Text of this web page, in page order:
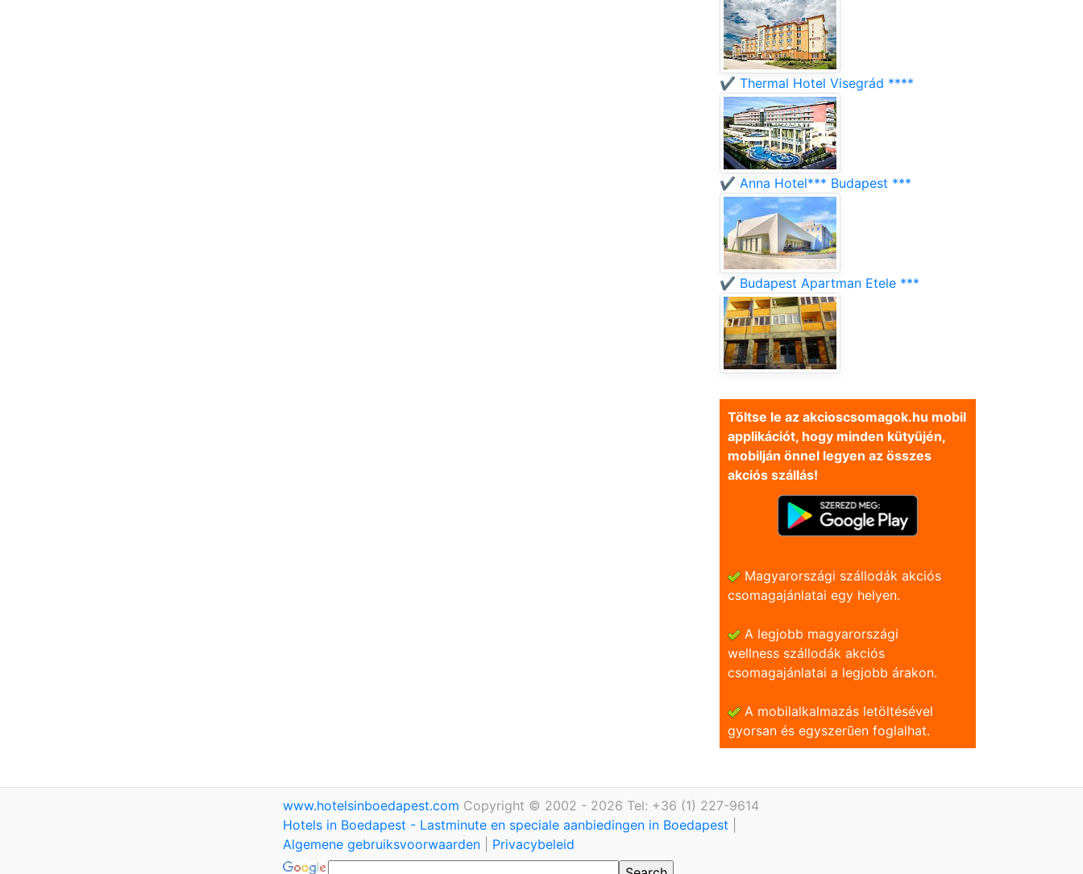
✔️ Thermal Hotel Visegrád ****
✔️ Anna Hotel*** Budapest ***
✔️ Budapest Apartman Etele ***
Töltse le az akcioscsomagok.hu mobil
applikációt, hogy minden kütyüjén,
mobilján önnel legyen az összes
akciós szállás!
Magyarországi szállodák akciós
csomagajánlatai egy helyen.
A legjobb magyarországi
wellness szállodák akciós
csomagajánlatai a legjobb árakon.
A mobilalkalmazás letöltésével
gyorsan és egyszerũen foglalhat.
www.hotelsinboedapest.com Copyright © 2002 - 2026 Tel: +36 (1) 227-9614
Hotels in Boedapest - Lastminute en speciale aanbiedingen in Boedapest
Algemene gebruiksvoorwaarden
Privacybeleid